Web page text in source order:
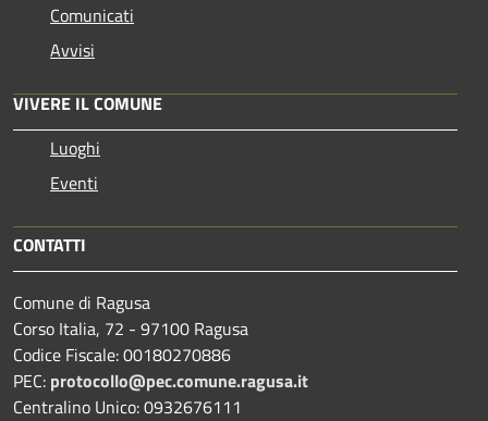
Comunicati
Avvisi
VIVERE IL COMUNE
Luoghi
Eventi
CONTATTI
Comune di Ragusa
Corso Italia, 72 - 97100 Ragusa
Codice Fiscale: 00180270886
PEC: protocollo@pec.comune.ragusa.it
Centralino Unico: 0932676111